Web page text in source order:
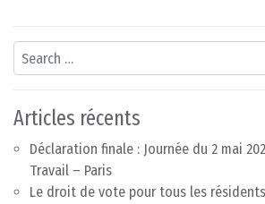
Search
Articles récents
Déclaration finale : Journée du 2 mai
Travail – Paris
Le droit de vote pour tous les